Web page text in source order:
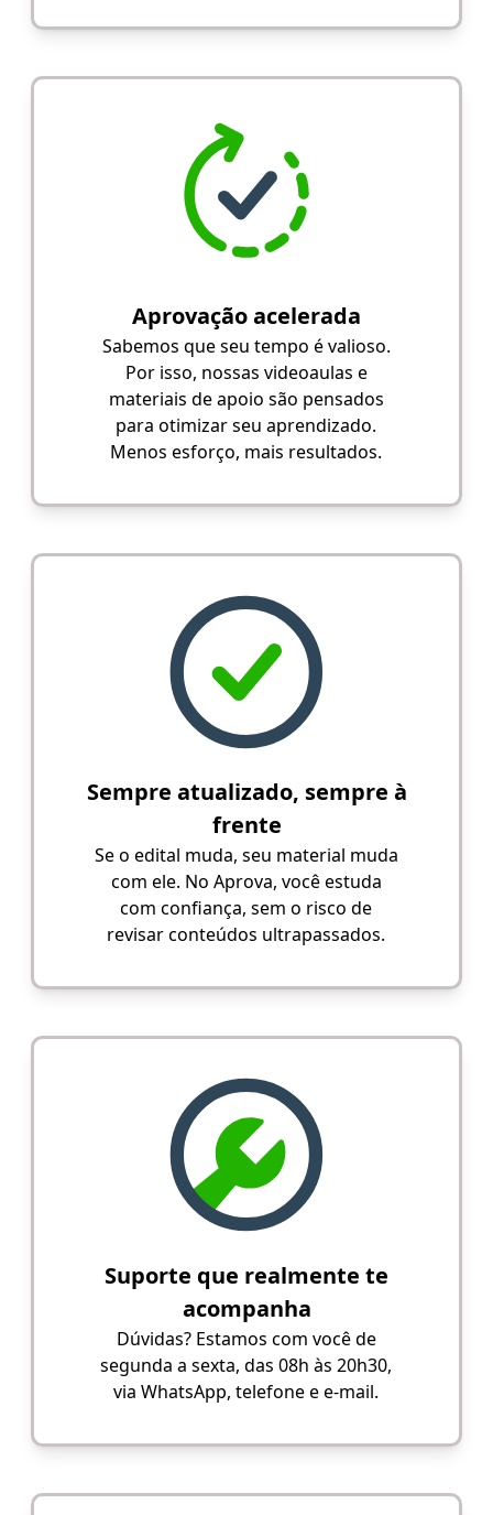
Aprovação acelerada
Sabemos que seu tempo é valioso.
Por isso, nossas videoaulas e
materiais de apoio são pensados
para otimizar seu aprendizado.
Menos esforço, mais resultados.
Sempre atualizado, sempre à
frente
Se o edital muda, seu material muda
com ele. No Aprova, você estuda
com confiança, sem o risco de
revisar conteúdos ultrapassados.
Suporte que realmente te
acompanha
Dúvidas? Estamos com você de
segunda a sexta, das 08h às 20h30,
via WhatsApp, telefone e e-mail.